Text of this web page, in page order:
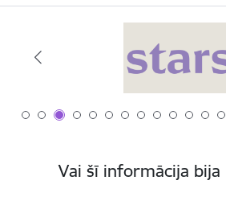
Vai šī informācija bija